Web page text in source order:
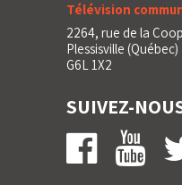
Télévision
2264, rue de la
Plessisville (Québec)
G6L 1X2
SUIVEZ-